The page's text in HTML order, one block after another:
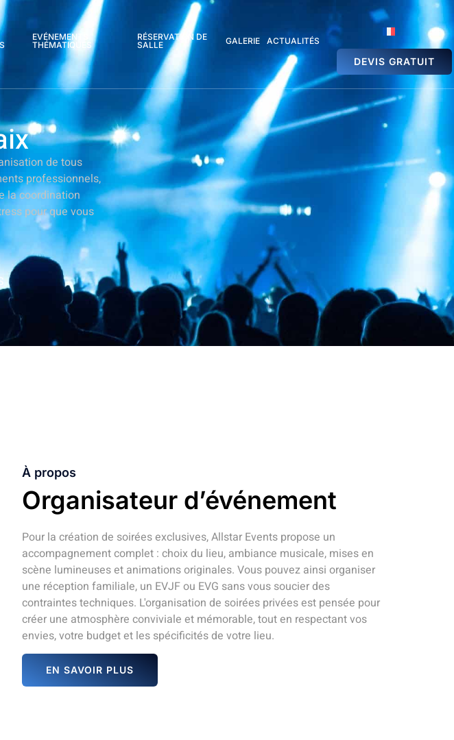
EVÉNEMENTS
THÉMATIQUES
RÉSERVATION DE
SALLE
GALERIE ACTUALITÉS
DEVIS GRATUIT
de tous
professionnels,
la coordination
pour que vous
À propos
Organisateur d’événement
Pour la création de soirées exclusives, Allstar Events propose un
accompagnement complet : choix du lieu, ambiance musicale, mises en
scène lumineuses et animations originales. Vous pouvez ainsi organiser
une réception familiale, un EVJF ou EVG sans vous soucier des
contraintes techniques. L'organisation de soirées privées est pensée pour
créer une atmosphère conviviale et mémorable, tout en respectant vos
envies, votre budget et les spécificités de votre lieu.
EN SAVOIR PLUS